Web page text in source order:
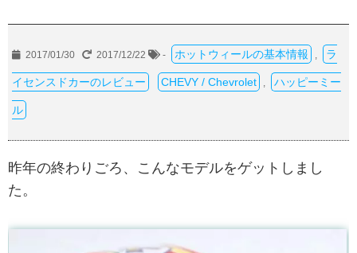
2017/01/30 2017/12/22 - ホットウィールの基本情報 ラ
イセンスドカーのレビュー CHEVY / Chevrolet ハッピーミー
ル
昨年の終わりごろ、こんなモデルをゲットしまし
た。